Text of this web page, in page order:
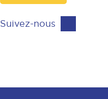
Suivez-nous